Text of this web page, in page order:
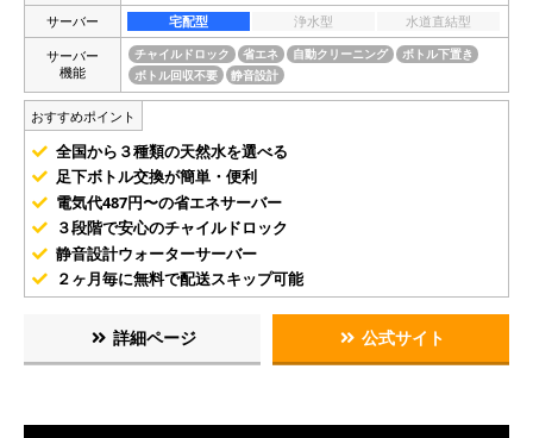
サーバー
宅配型 浄水型
水道直結型
サーバー
機能
チャイルドロック 省エネ 自動クリーニング
ボトル下置き
ボトル回収不要
静音設計
おすすめポイント
全国から３種類の天然水を選べる
足下ボトル交換が簡単・便利
電気代487円〜の省エネサーバー
３段階で安心のチャイルドロック
静音設計ウォーターサーバー
２ヶ月毎に無料で配送スキップ可能
詳細ページ 公式サイト